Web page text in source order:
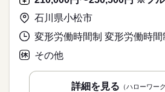
石川県小松市
その他
詳細を見る （ハローワー